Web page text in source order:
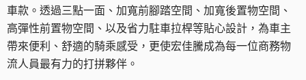
車款。透過三點一面、加寬前腳踏空間、加寬後置物空間、
高彈性前置物空間、以及省力駐車拉桿等貼心設計，為車主
帶來便利、舒適的騎乘感受，更使宏佳騰成為每一位商務物
流人員最有力的打拼夥伴。